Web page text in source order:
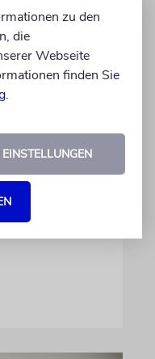
waren, wird
Stück
Erst mit dem
zu den
die
Webseite
finden Sie
.
EINSTELLUNGEN